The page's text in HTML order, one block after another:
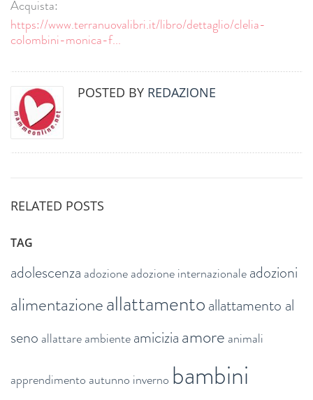
Acquista:
https://www.terranuovalibri.it/libro/dettaglio/clelia-
colombini-monica-f...
POSTED BY REDAZIONE
RELATED POSTS
TAG
adolescenza adozioneadozione internazionaleadozioni
alimentazioneallattamentoallattamento al
seno allattareambienteamiciziaamore animali
apprendimento autunno inverno bambini